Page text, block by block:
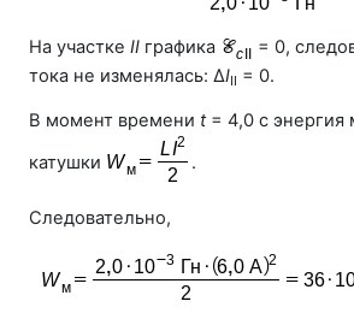
На участке II графика
= 0,
тока не изменялась: ΔIII = 0.
В момент времени t= 4,0 с энергия
катушки
.
Следовательно,